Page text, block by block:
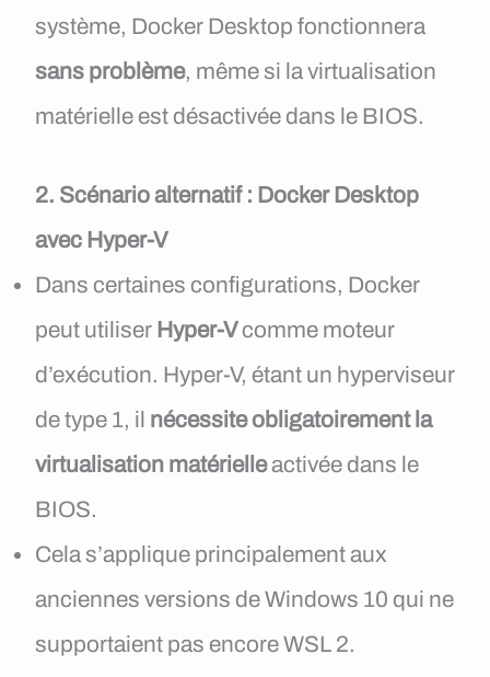
système, Docker Desktop fonctionnera
sans problème, même si la virtualisation
matérielle est désactivée dans le BIOS.
2. Scénario alternatif : Docker Desktop
avec Hyper-V
Dans certaines configurations, Docker
peut utiliser Hyper-Vcomme moteur
d’exécution. Hyper-V, étant un hyperviseur
de type 1, il nécessite obligatoirement la
virtualisation matérielleactivée dans le
BIOS.
Cela s’applique principalement aux
anciennes versions de Windows 10 qui ne
supportaient pas encore WSL 2.